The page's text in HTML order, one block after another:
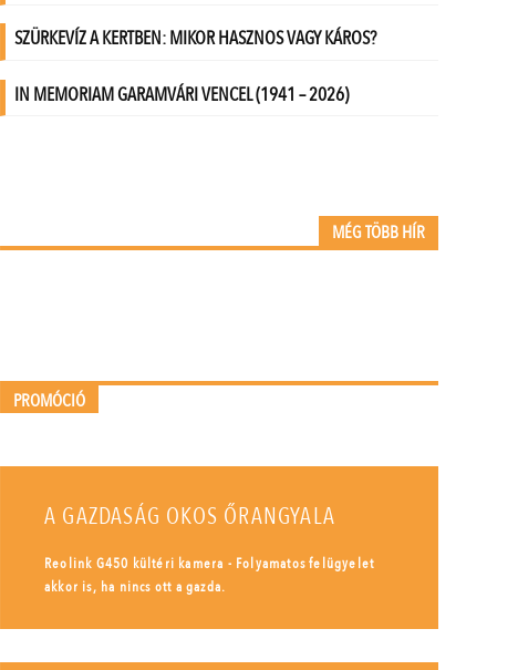
MÉG TÖBB HÍR
PROMÓCIÓ
A GAZDASÁG OKOS ŐRANGYALA
Reolink G450 kültéri kamera - Folyamatos felügyelet
akkor is, ha nincs ott a gazda.